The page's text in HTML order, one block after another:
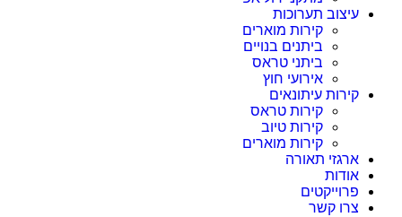
עיצוב תערוכות
קירות מוארים
ביתנים בנויים
ביתני טראס
אירועי חוץ
קירות עיתונאים
קירות טראס
קירות טיוב
קירות מוארים
ארגזי תאורה
אודות
פרוייקטים
צרו קשר